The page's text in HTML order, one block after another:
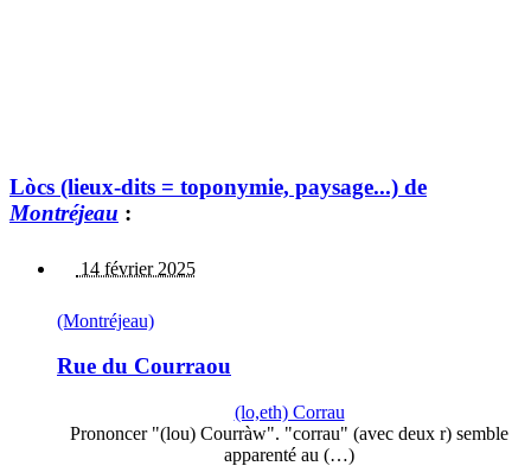
Lòcs (lieux-dits = toponymie, paysage...) de
Montréjeau :
14 février 2025
(Montréjeau)
Rue du Courraou
(lo,eth) Corrau
Prononcer "(lou) Courràw". "corrau" (avec deux r) semble
apparenté au (…)